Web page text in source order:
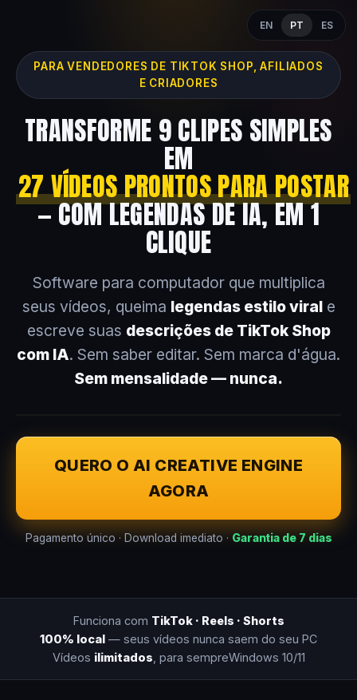
EN PT ES
PARA VENDEDORES DE TIKTOK SHOP, AFILIADOS
E CRIADORES
TRANSFORME 9 CLIPES SIMPLES
EM
27 VÍDEOS PRONTOS PARA POSTAR
— COM LEGENDAS DE IA, EM 1
CLIQUE
Software para computador que multiplica
seus vídeos, queima legendas estilo virale
escreve suas descrições de TikTok Shop
com IA. Sem saber editar. Sem marca d'água.
Sem mensalidade — nunca.
QUERO O AI CREATIVE ENGINE
AGORA
Pagamento único · Download imediato · Garantia de 7 dias
Funciona com TikTok · Reels · Shorts
100% local — seus vídeos nunca saem do seu PC
Vídeos ilimitados , para sempreWindows 10/11